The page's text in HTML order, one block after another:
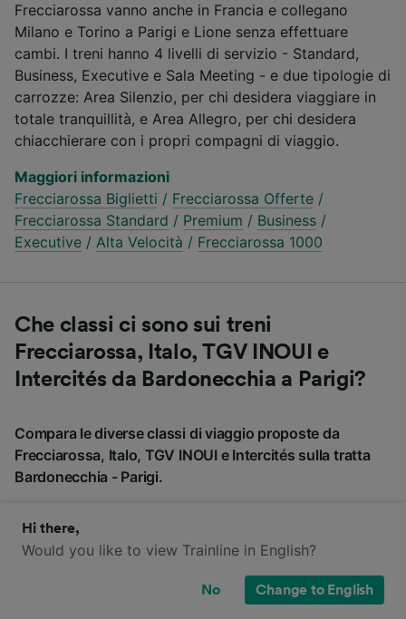
Frecciarossa vanno anche in Francia e collegano
Milano e Torino a Parigi e Lione senza effettuare
cambi. I treni hanno 4 livelli di servizio - Standard,
Business, Executive e Sala Meeting - e due tipologie di
carrozze: Area Silenzio, per chi desidera viaggiare in
totale tranquillità, e Area Allegro, per chi desidera
chiacchierare con i propri compagni di viaggio.
Maggiori informazioni
Frecciarossa Biglietti / Frecciarossa Offerte /
Frecciarossa Standard / Premium / Business /
Executive / Alta Velocità / Frecciarossa 1000
Che classi ci sono sui treni
Frecciarossa, Italo, TGV INOUI e
Intercités da Bardonecchia a Parigi?
Compara le diverse classi di viaggio proposte da
Frecciarossa, Italo, TGV INOUI e Intercités sulla tratta
Bardonecchia - Parigi.
Frecciarossa
Hi there,
Would you like to view Trainline in English?
No Change to English